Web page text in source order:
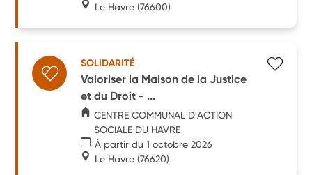
Le Havre (76600)
SOLIDARITÉ
Valoriser la Maison de la Justice
et du Droit - ...
CENTRE COMMUNAL D'ACTION
SOCIALE DU HAVRE
À partir du 1 octobre 2026
Le Havre (76620)